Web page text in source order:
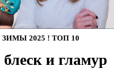
2025 ! ТОП 10
и гламур